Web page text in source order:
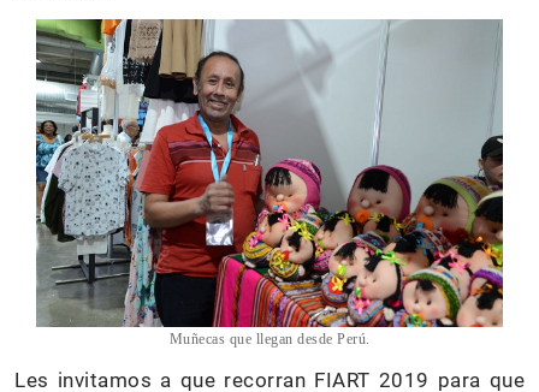
Muñecas que llegan desde Perú.
Les invitamos a que recorran FIART 2019 para que